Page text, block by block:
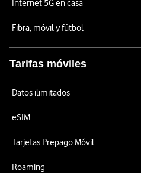
Internet 5G en casa
Fibra, móvil y fútbol
Tarifas móviles
Datos ilimitados
eSIM
Tarjetas Prepago Móvil
Roaming